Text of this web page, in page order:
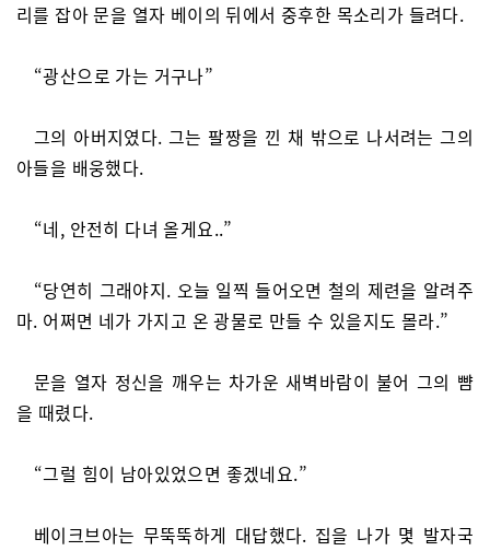
리를 잡아 문을 열자 베이의 뒤에서 중후한 목소리가 들려다.
“광산으로 가는 거구나”
그의 아버지였다. 그는 팔짱을 낀 채 밖으로 나서려는 그의
아들을 배웅했다.
“네, 안전히 다녀 올게요..”
“당연히 그래야지. 오늘 일찍 들어오면 철의 제련을 알려주
마. 어쩌면 네가 가지고 온 광물로 만들 수 있을지도 몰라.”
문을 열자 정신을 깨우는 차가운 새벽바람이 불어 그의 뺨
을 때렸다.
“그럴 힘이 남아있었으면 좋겠네요.”
베이크브아는 무뚝뚝하게 대답했다. 집을 나가 몇 발자국